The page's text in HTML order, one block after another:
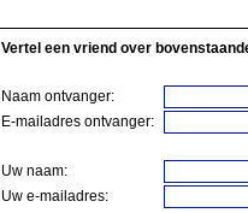
Vertel een vriend over
Naam ontvanger:
E-mailadres ontvanger:
Uw naam:
Uw e-mailadres: